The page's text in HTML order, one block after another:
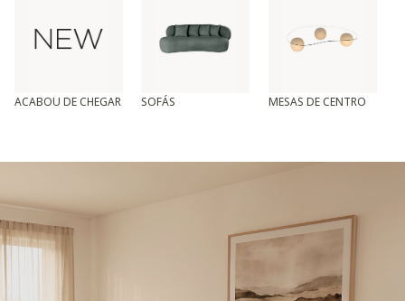
ACABOU DE CHEGAR SOFÁS MESAS DE CENTRO